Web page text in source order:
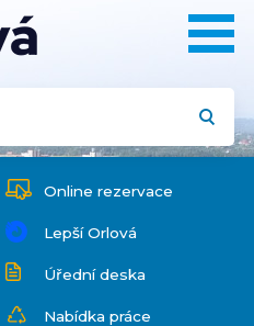
Online rezervace
Lepší Orlová
Úřední deska
Nabídka práce